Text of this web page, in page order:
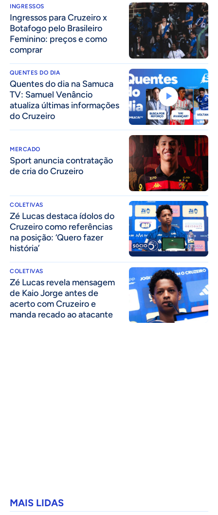
INGRESSOS
Ingressos para Cruzeiro x
Botafogo pelo Brasileiro
Feminino: preços e como
comprar
QUENTES DO DIA
Quentes do dia na Samuca
TV: Samuel Venâncio
atualiza últimas informações
do Cruzeiro
MERCADO
Sport anuncia contratação
de cria do Cruzeiro
COLETIVAS
Zé Lucas destaca ídolos do
Cruzeiro como referências
na posição: ‘Quero fazer
história’
COLETIVAS
Zé Lucas revela mensagem
de Kaio Jorge antes de
acerto com Cruzeiro e
manda recado ao atacante
MAIS LIDAS